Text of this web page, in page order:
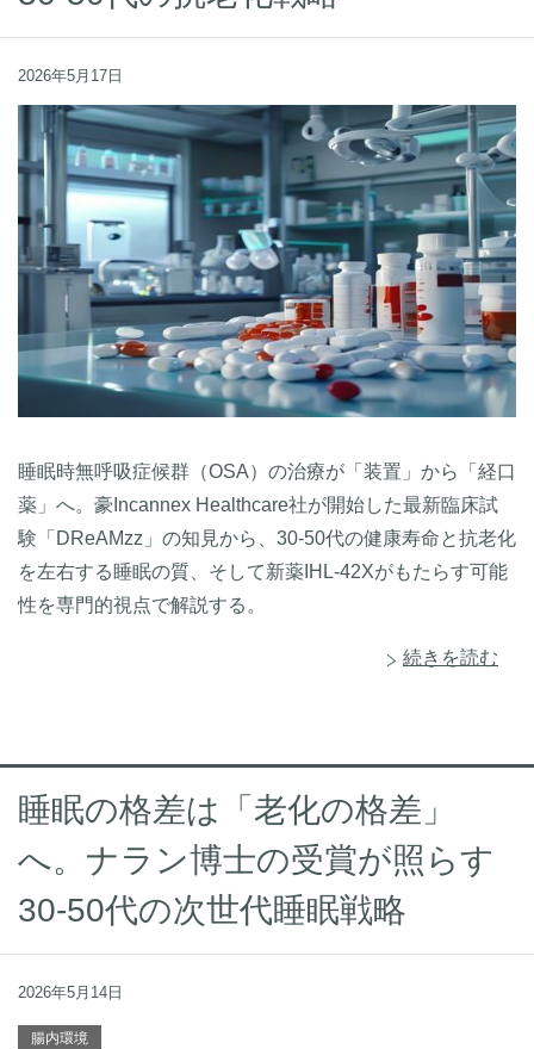
2026年5月17日
睡眠時無呼吸症候群（OSA）の治療が「装置」から「経口
薬」へ。豪Incannex Healthcare社が開始した最新臨床試
験「DReAMzz」の知見から、30-50代の健康寿命と抗老化
を左右する睡眠の質、そして新薬IHL-42Xがもたらす可能
性を専門的視点で解説する。
続きを読む
睡眠の格差は「老化の格差」
へ。ナラン博士の受賞が照らす
30-50代の次世代睡眠戦略
2026年5月14日
腸内環境